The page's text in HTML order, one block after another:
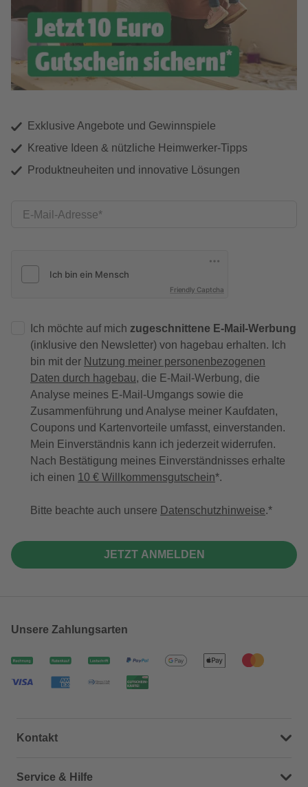
Exklusive Angebote und Gewinnspiele
Kreative Ideen & nützliche Heimwerker-Tipps
Produktneuheiten und innovative Lösungen
E-Mail-Adresse
Friendly Captcha
Ich möchte auf mich zugeschnittene E-Mail-Werbung
(inklusive den Newsletter) von hagebau erhalten. Ich
bin mit der Nutzung meiner personenbezogenen
Daten durch hagebau, die E-Mail-Werbung, die
Analyse meines E-Mail-Umgangs sowie die
Zusammenführung und Analyse meiner Kaufdaten,
Coupons und Kartenvorteile umfasst, einverstanden.
Mein Einverständnis kann ich jederzeit widerrufen.
Nach Bestätigung meines Einverständnisses erhalte
ich einen 10 € Willkommensgutschein*.
Bitte beachte auch unsere Datenschutzhinweise.
JETZT ANMELDEN
Unsere Zahlungsarten
Kontakt
Dein Kontakt zu uns
Service & Hilfe